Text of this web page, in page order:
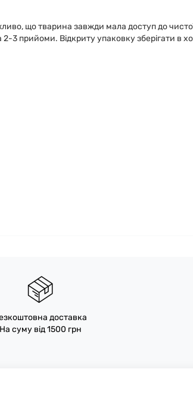
що тварина завжди мала доступ до
3 прийоми. Відкриту упаковку зберігати в
доставка
На суму від 1500 грн